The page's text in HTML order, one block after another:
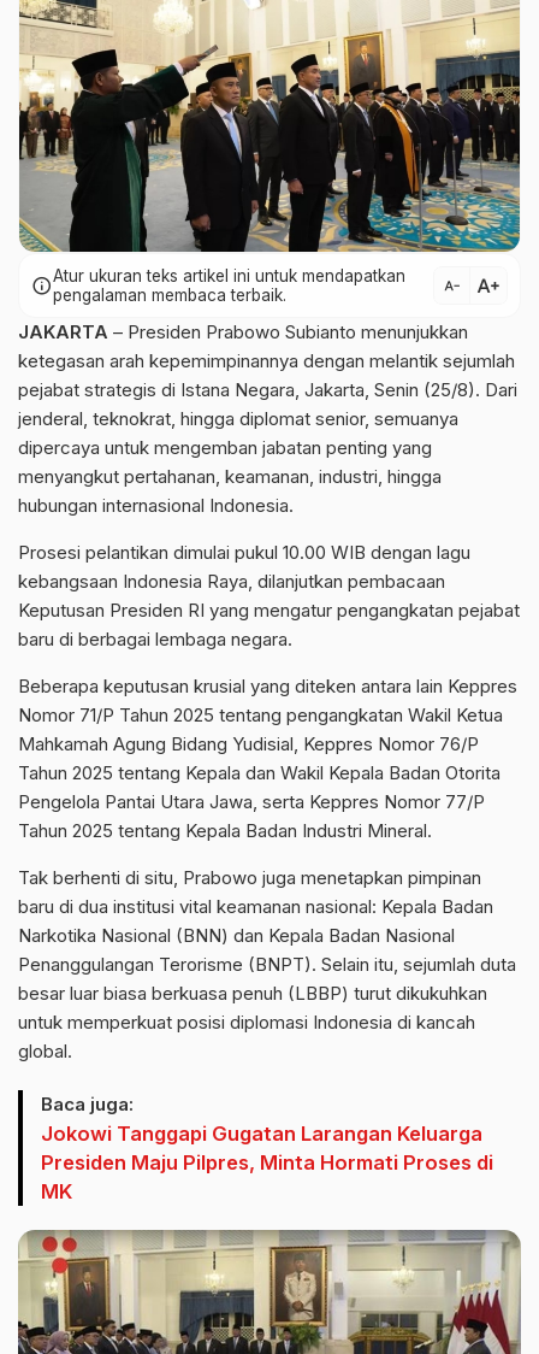
infoAtur ukuran teks artikel ini untuk mendapatkan
pengalaman membaca terbaik.
text_decrease text_increase
JAKARTA – Presiden Prabowo Subianto menunjukkan
ketegasan arah kepemimpinannya dengan melantik sejumlah
pejabat strategis di Istana Negara, Jakarta, Senin (25/8). Dari
jenderal, teknokrat, hingga diplomat senior, semuanya
dipercaya untuk mengemban jabatan penting yang
menyangkut pertahanan, keamanan, industri, hingga
hubungan internasional Indonesia.
Prosesi pelantikan dimulai pukul 10.00 WIB dengan lagu
kebangsaan Indonesia Raya, dilanjutkan pembacaan
Keputusan Presiden RI yang mengatur pengangkatan pejabat
baru di berbagai lembaga negara.
Beberapa keputusan krusial yang diteken antara lain Keppres
Nomor 71/P Tahun 2025 tentang pengangkatan Wakil Ketua
Mahkamah Agung Bidang Yudisial, Keppres Nomor 76/P
Tahun 2025 tentang Kepala dan Wakil Kepala Badan Otorita
Pengelola Pantai Utara Jawa, serta Keppres Nomor 77/P
Tahun 2025 tentang Kepala Badan Industri Mineral.
Tak berhenti di situ, Prabowo juga menetapkan pimpinan
baru di dua institusi vital keamanan nasional: Kepala Badan
Narkotika Nasional (BNN) dan Kepala Badan Nasional
Penanggulangan Terorisme (BNPT). Selain itu, sejumlah duta
besar luar biasa berkuasa penuh (LBBP) turut dikukuhkan
untuk memperkuat posisi diplomasi Indonesia di kancah
global.
Baca juga:
Jokowi Tanggapi Gugatan Larangan Keluarga
Presiden Maju Pilpres, Minta Hormati Proses di
MK